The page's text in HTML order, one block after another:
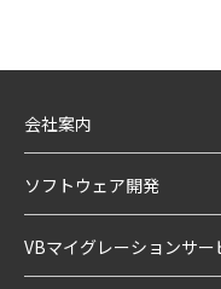
会社案内
ソフトウェア開発
VBマイグレーションサー